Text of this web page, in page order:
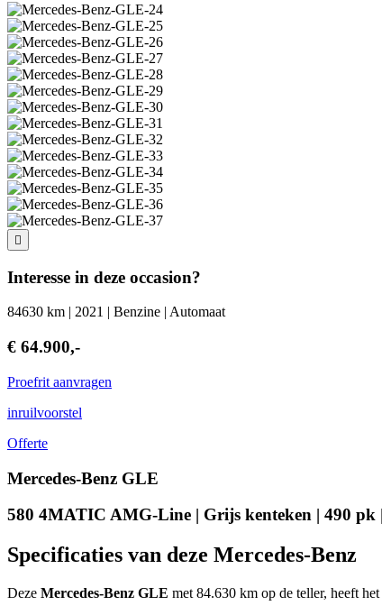
Interesse in deze occasion?
84630 km | 2021 | Benzine | Automaat
€ 64.900,-
Proefrit aanvragen
inruilvoorstel
Offerte
Mercedes-Benz GLE
580 4MATIC AMG-Line | Grijs kenteken | 490 pk
Specificaties van deze Mercedes-Benz
Deze Mercedes-Benz GLE met 84.630 km op de teller, heeft